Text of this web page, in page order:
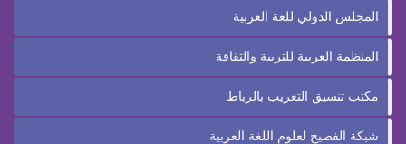
المجلس الدولي للغة العربية
المنظمة العربية للتربية والثقافة
مكتب تنسيق التعريب بالرباط
شبكة الفصيح لعلوم اللغة العربية